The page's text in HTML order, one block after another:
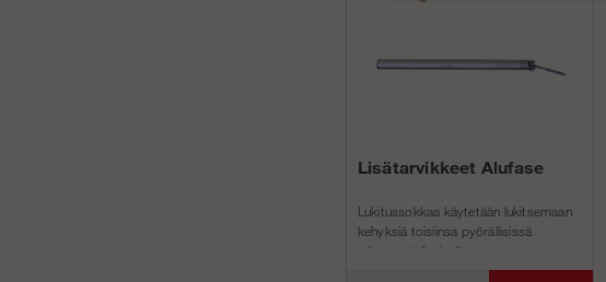
Lisätarvikkeet Alufase
Lukitussokkaa käytetään lukitsemaan
kehyksiä toisiinsa pyörällisissä
rakennustelineissämme.